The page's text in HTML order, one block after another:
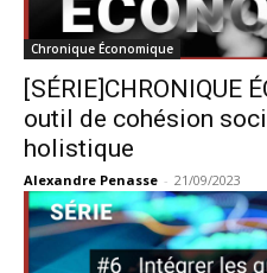
Chronique Économique
[SÉRIE]CHRONIQUE
outil de cohésion
holistique
Alexandre Penasse - 21/09/2023